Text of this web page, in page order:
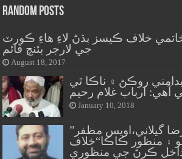
Random Posts
خلاف ڪيسز ٻڌڻ لاءِ هاءِ ڪورٽ
جي لارجر بئنچ قائم
August 18, 2017
روڪڻ ۾ ناڪا ٿي
آهي: ارباب غلام رحيم
January 10, 2018
”يوسف رضا گيلاني،اويس مظفر
۽ منظور ڪاڪا“خلاف
ڪرڻ جي منظوري